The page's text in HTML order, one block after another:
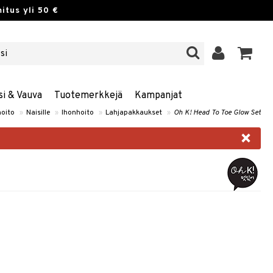
yli 50 €
& Vauva Tuotemerkkejä Kampanjat
» Naisille » Ihonhoito » Lahjapakkaukset » Oh K! Head To Toe Glow Set
×